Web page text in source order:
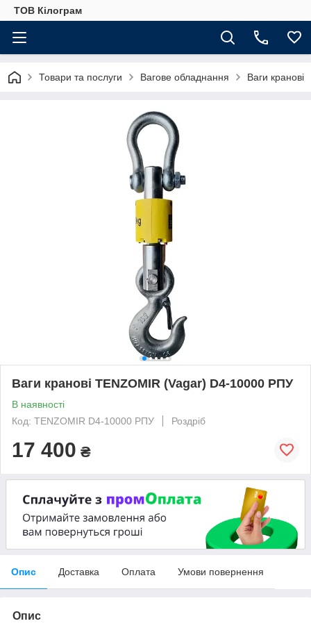
ТОВ Кілограм
Товари та послуги Вагове обладнання Ваги кранові
Ваги кранові TENZOMIR (Vagar) D4-10000 РПУ
В наявності
Код: TENZOMIR D4-10000 РПУ
Роздріб
17 400 ₴
Опис Доставка Оплата Умови повернення
Опис